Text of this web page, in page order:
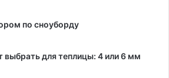
по сноуборду
выбрать для теплицы: 4 или 6 мм